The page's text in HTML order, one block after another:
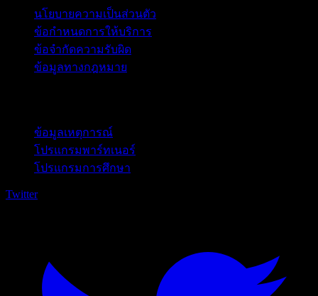
นโยบายความเป็นส่วนตัว
ข้อกำหนดการให้บริการ
ข้อจำกัดความรับผิด
ข้อมูลทางกฎหมาย
ข้อมูลเหตุการณ์
โปรแกรมพาร์ทเนอร์
โปรแกรมการศึกษา
Twitter